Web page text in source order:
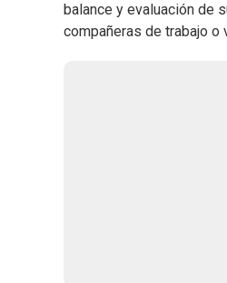
balance y evaluación de
compañeras de trabajo o